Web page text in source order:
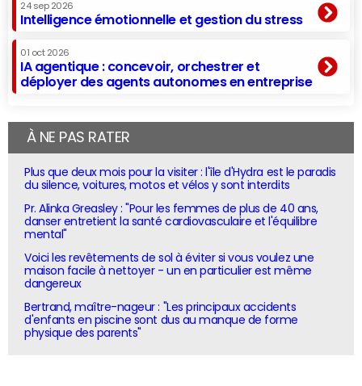
24 sep 2026
Intelligence émotionnelle et gestion du stress
01 oct 2026
IA agentique : concevoir, orchestrer et
déployer des agents autonomes en entreprise
À NE PAS RATER
Plus que deux mois pour la visiter : l'île d'Hydra est le paradis
du silence, voitures, motos et vélos y sont interdits
Pr. Alinka Greasley : "Pour les femmes de plus de 40 ans,
danser entretient la santé cardiovasculaire et l'équilibre
mental"
Voici les revêtements de sol à éviter si vous voulez une
maison facile à nettoyer - un en particulier est même
dangereux
Bertrand, maître-nageur : "Les principaux accidents
d'enfants en piscine sont dus au manque de forme
physique des parents"